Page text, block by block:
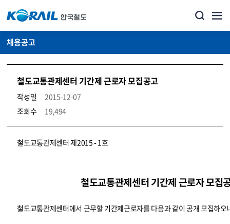
채용공고
철도교통관제센터 기간제 근로자 모집공고
작성일
2015-12-07
조회수
19,494
코레일소개_경영공시_채용공고 상세보기 – 내용, 파일, 담당자 연락처로 구성
철도교통관제센터 제2015 - 1호
철도교통관제센터 기간제 근로자 모집
철도교통관제센터에서 근무할 기간제근로자를 다음과 같이 공개 모집하오